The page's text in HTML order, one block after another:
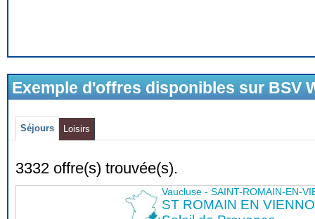
Exemple d'offres disponibles sur BSV
Séjours Loisirs
3332 offre(s) trouvée(s).
Vaucluse - SAINT-ROMAIN-EN-
ST ROMAIN EN